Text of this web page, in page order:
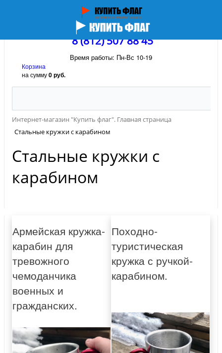
8 (812) 507 88 45
Время работы: Пн-Вс 10-19
Корзина
на сумму0 руб.
Интернет-магазин "Купить флаг". Главная страница
Стальные кружки с карабином
Стальные кружки с
карабином
Армейская кружка-
карабин для
тревожного
чемоданчика
военных и
гражданских.
Походно-
туристическая
кружка с ручкой-
карабином.